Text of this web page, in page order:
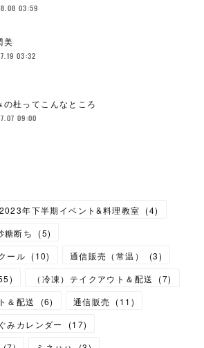
03:59
美
03:32
の杜ってこんなところ
09:00
2023年下半期イベント&料理教室 (4)
糖断ち (5)
ール (10) 通信販売（常温） (3)
) （冷凍）テイクアウト＆配送 (7)
＆配送
(6) 通信販売 (11 )
みカレンダー (17)